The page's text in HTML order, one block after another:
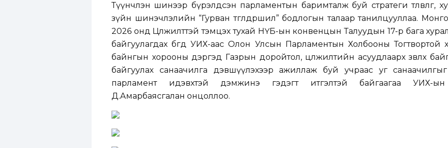
Түүнчлэн шинээр бүрэлдсэн парламентын баримталж буй стратеги төлөвлөгөө,
зүйн шинэчлэлийн “Гурван төгөлдөршил” бодлогын талаар танилцууллаа.
2026 онд Цөлжилттэй тэмцэх тухай НҮБ-ын конвенцын Талуудын 17-р бага
байгуулагдах бөгөөд УИХ-аас Олон Улсын Парламентын Холбооны Тогтвортой
байнгын хорооны дэргэд Газрын доройтол, цөлжилтийн асуудлаарх зөвлөх
байгуулах санаачилга дэвшүүлэхээр ажиллаж буй учраас уг
парламент идэвхтэй дэмжинэ гэдэгт итгэлтэй байгаагаа УИХ-
Д.Амарбаясгалан онцоллоо.